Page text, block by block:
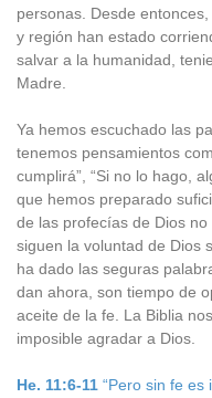
personas. Desde
y región han estado
salvar a la humanidad,
Madre.
Ya hemos escuchado las
tenemos pensamientos
cumplirá”, “Si no lo hago,
que hemos preparado
de las profecías de Dios
siguen la voluntad de Dios
ha dado las seguras
dan ahora, son tiempo de
aceite de la fe. La Biblia
imposible agradar a Dios.
He. 11:6-11 “Pero sin fe